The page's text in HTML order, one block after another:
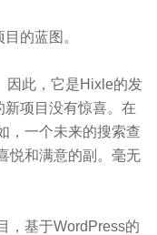
的蓝图。
因此，它是Hixle的发
项目没有惊喜。在
，一个未来的搜索查
悦和满意的副。毫无
，基于WordPress的